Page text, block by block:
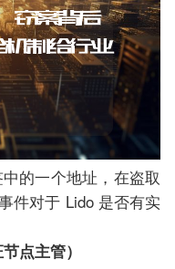
的一个地址，在盗取
件对于 Lido 是否有实
点主管）